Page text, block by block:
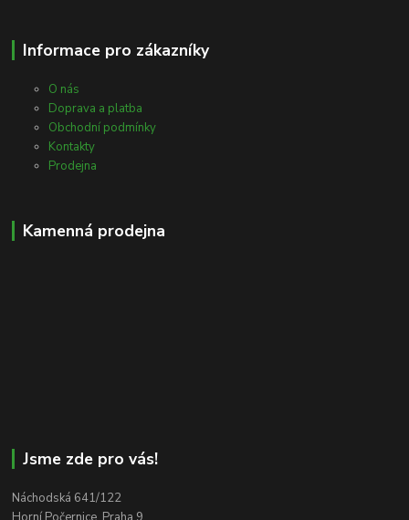
Informace pro zákazníky
O nás
Doprava a platba
Obchodní podmínky
Kontakty
Prodejna
Kamenná prodejna
Jsme zde pro vás!
Náchodská 641/122